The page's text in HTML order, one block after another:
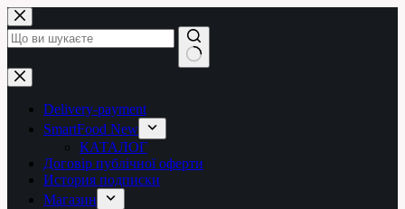
Перейти
до
вмісту
Немає
результатів
Delivery-payment
SmartFood New
КАТАЛОГ
Договір публічної оферти
История подписки
Магазин